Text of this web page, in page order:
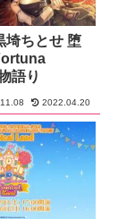
埼ちとせ 堕
語り
2022.04.20